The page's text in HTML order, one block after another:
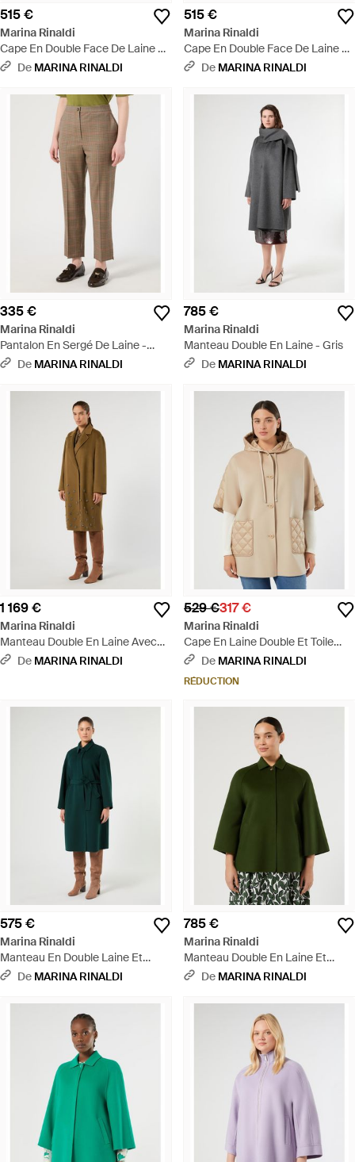
515 €
Marina Rinaldi
Cape En Double Face De Laine Et
Nylon - Vert
De MARINA RINALDI
515 €
Marina Rinaldi
Cape En Double Face De Laine Et
Nylon - Noir
De MARINA RINALDI
335 €
Marina Rinaldi
Pantalon En Sergé De Laine -
Neutre
De MARINA RINALDI
785 €
Marina Rinaldi
Manteau Double En Laine - Gris
De MARINA RINALDI
1 169 €
Marina Rinaldi
Manteau Double En Laine Avec
Broderie - Vert
De MARINA RINALDI
529 €317 €
Marina Rinaldi
Cape En Laine Double Et Toile
Matelassée - Neutre
De MARINA RINALDI
RÉDUCTION
575 €
Marina Rinaldi
Manteau En Double Laine Et
Nylon - Vert
De MARINA RINALDI
785 €
Marina Rinaldi
Manteau Double En Laine Et
Cachemire - Vert
De MARINA RINALDI